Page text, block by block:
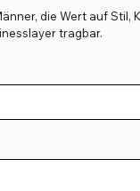
die Wert auf Stil,
tragbar.